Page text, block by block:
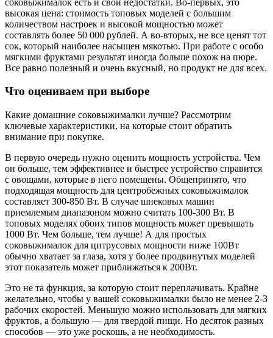
высокая цена: стоимость топовых моделей с большим
количеством настроек и высокой мощностью может
составлять более 50 000 рублей. А во-вторых, не все ценят тот
сок, который наиболее насыщен мякотью. При работе с особо
мягкими фруктами результат иногда больше похож на пюре.
Все равно полезный и очень вкусный, но продукт не для всех.
Что оцениваем при выборе
Какие домашние соковыжималки лучше? Рассмотрим
ключевые характеристики, на которые стоит обратить
внимание при покупке.
В первую очередь нужно оценить мощность устройства. Чем
он больше, тем эффективнее и быстрее устройство справится
с овощами, которые в него помещены. Общепринято, что
подходящая мощность для центробежных соковыжималок
составляет 300-850 Вт. В случае шнековых машин
приемлемым диапазоном можно считать 100-300 Вт. В
топовых моделях обоих типов мощность может превышать
1000 Вт. Чем больше, тем лучше! А для простых
соковыжималок для цитрусовых мощности ниже 100Вт
обычно хватает за глаза, хотя у более продвинутых моделей
этот показатель может приближаться к 200Вт.
Это не та функция, за которую стоит переплачивать. Крайне
желательно, чтобы у вашей соковыжималки было не менее 2-3
рабочих скоростей. Меньшую можно использовать для мягких
фруктов, а большую — для твердой пищи. Но десяток разных
способов — это уже роскошь, а не необходимость.